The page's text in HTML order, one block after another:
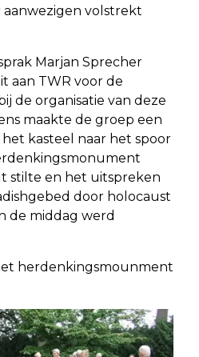
volstrekt
Marjan Sprecher
aan TWR voor de
de organisatie van deze
maakte de groep een
kasteel naar het spoor
stilte en het uitspreken
door holocaust
de middag werd
herdenkingsmounment